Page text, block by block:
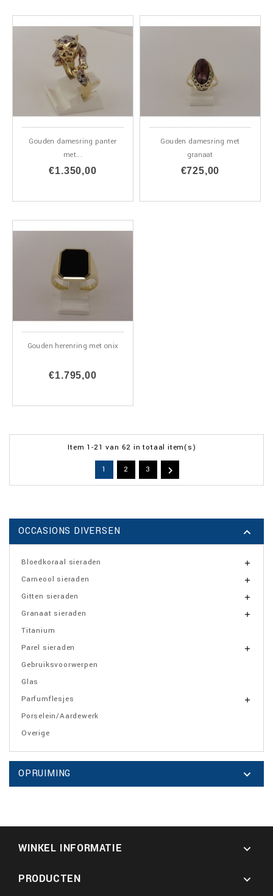
ONLINE
Gouden damesring panter
met...
€1.350,00
Gouden damesring met
granaat
€725,00
Gouden herenring met onix
€1.795,00
Item 1-21 van 62 in totaal item(s)
1 2 3 
OCCASIONS DIVERSEN 
Bloedkoraal sieraden 
Carneool sieraden 
Gitten sieraden 
Granaat sieraden 
Titanium
Parel sieraden

Gebruiksvoorwerpen
Glas
Parfumflesjes

Porselein/Aardewerk
Overige
OPRUIMING 
WINKEL INFORMATIE 
PRODUCTEN 